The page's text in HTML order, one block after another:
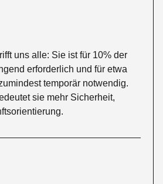
uns alle: Sie ist für 10% der
erforderlich und für etwa
temporär notwendig.
sie mehr Sicherheit,